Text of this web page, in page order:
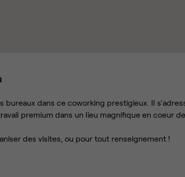
bureaux dans ce coworking prestigieux. Il
premium dans un lieu magnifique en coeur de
des visites, ou pour tout renseignement !